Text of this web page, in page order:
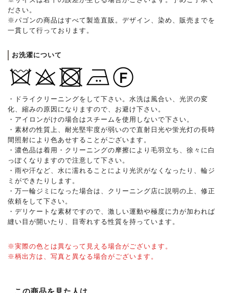
ださい。
※パゴンの商品はすべて製造直販。デザイン、染め、販売までを
一貫して行っております。
お洗濯について
・ドライクリーニングをして下さい。水洗は風合い、光沢の変
化、縮みの原因になりますので、お避け下さい。
・アイロンがけの場合はスチームを使用しないで下さい。
・素材の性質上、耐光堅牢度が弱いので直射日光や蛍光灯の長時
間照射により色あせすることがございます。
・濃色品は着用・クリーニングの摩擦により毛羽立ち、徐々に白
っぽくなりますので注意して下さい。
・雨や汗など、水に濡れることにより光沢がなくなったり、輪ジ
ミができたりします。
・万一輪ジミになった場合は、クリーニング店に説明の上、修正
依頼をして下さい。
・デリケートな素材ですので、激しい運動や極度に力が加われば
縫い目が開いたり、目寄れする性質を持っています。
※実際の色とは異なって見える場合がございます。
※柄出方は、写真と異なる場合がございます。